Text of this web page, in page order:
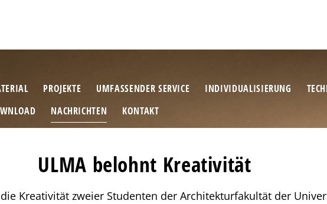
PROJEKTE UMFASSENDER SERVICE INDIVIDUALISIERUNG
NACHRICHTEN KONTAKT
ULMA belohnt Kreativität
Kreativität zweier Studenten der Architekturfakultät der